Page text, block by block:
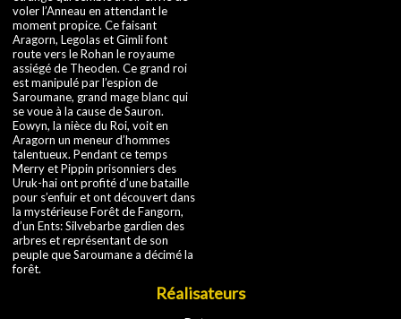
voler l’Anneau en attendant le
moment propice. Ce faisant
Aragorn, Legolas et Gimli font
route vers le Rohan le royaume
assiégé de Theoden. Ce grand roi
est manipulé par l’espion de
Saroumane, grand mage blanc qui
se voue à la cause de Sauron.
Eowyn, la nièce du Roi, voit en
Aragorn un meneur d’hommes
talentueux. Pendant ce temps
Merry et Pippin prisonniers des
Uruk-hai ont profité d’une bataille
pour s’enfuir et ont découvert dans
la mystérieuse Forêt de Fangorn,
d’un Ents: Silvebarbe gardien des
arbres et représentant de son
peuple que Saroumane a décimé la
forêt.
Réalisateurs